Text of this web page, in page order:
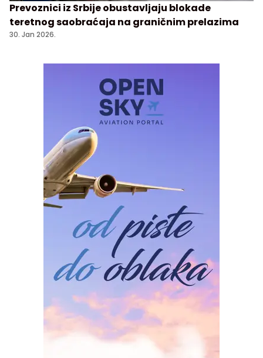
Prevoznici iz Srbije obustavljaju blokade
teretnog saobraćaja na graničnim prelazima
30. Jan 2026.